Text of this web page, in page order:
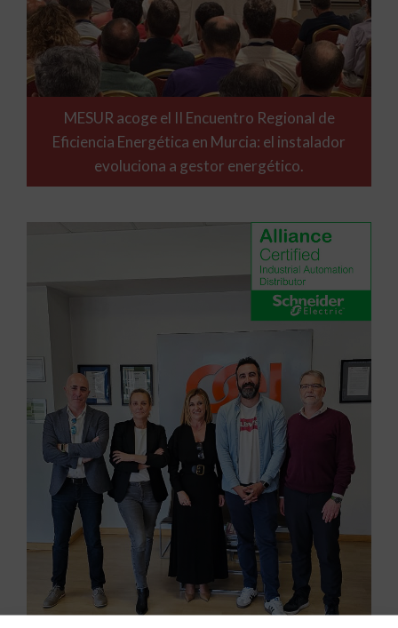
MESUR acoge el II Encuentro Regional de
Eficiencia Energética en Murcia: el instalador
evoluciona a gestor energético.